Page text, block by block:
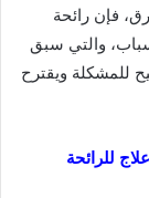
فإن رائحة
والتي سبق
للمشكلة ويقترح
للرائحة